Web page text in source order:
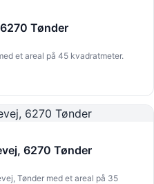
Tønder
et areal på 45 kvadratmeter.
6270 Tønder
Tønder med et areal på 35